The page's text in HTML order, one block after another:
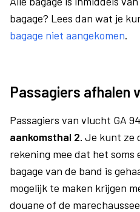
bagage? Lees dan wat je
bagage niet aangekomen.
Passagiers afhalen
Passagiers van vlucht GA
aankomsthal 2. Je kunt ze
rekening mee dat het
bagage van de band is
mogelijk te maken krijgen
douane of de